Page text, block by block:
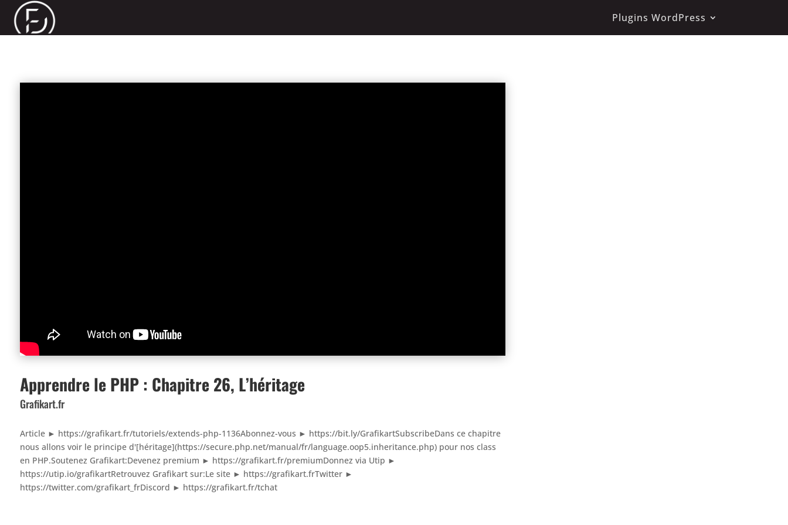
Plugins WordPress
Apprendre le PHP : Chapitre 26, L’héritage
Grafikart.fr
Article ► https://grafikart.fr/tutoriels/extends-php-1136Abonnez-vous ► https://bit.ly/GrafikartSubscribeDans ce chapitre
nous allons voir le principe d'[héritage](https://secure.php.net/manual/fr/language.oop5.inheritance.php) pour nos class
en PHP.Soutenez Grafikart:Devenez premium ► https://grafikart.fr/premiumDonnez via Utip ►
https://utip.io/grafikartRetrouvez Grafikart sur:Le site ► https://grafikart.frTwitter ►
https://twitter.com/grafikart_frDiscord ► https://grafikart.fr/tchat